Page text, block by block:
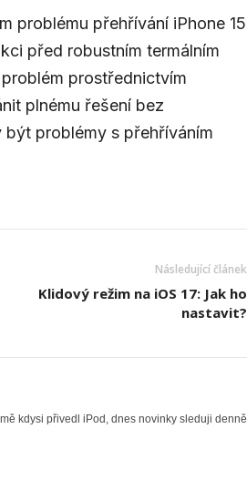
problému přehřívání iPhone 15
před robustním termálním
prostřednictvím
plnému řešení bez
problémy s přehříváním
Následující článek
Klidový režim na iOS 17: Jak ho
nastavit?
kdysi přivedl iPod, dnes novinky sleduji denně